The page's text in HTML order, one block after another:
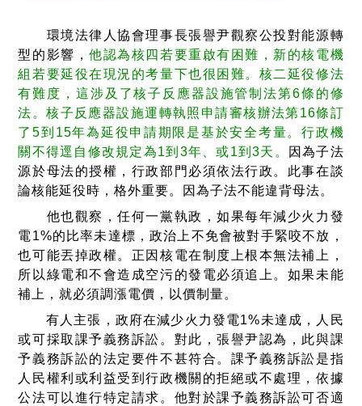
環境法律人協會理事長張譽尹觀察公投對能源轉
型的影響，他認為核四若要重啟有困難，新的核電機
組若要延役在現況的考量下也很困難。核二延役修法
有難度，這涉及了核子反應器設施管制法第6條的修
法。核子反應器設施運轉執照申請審核辦法第16條訂
了5到15年為延役申請期限是基於安全考量。行政機
關不得逕自修改規定為1到3年、或1到3天。
因為子法
源於母法的授權，行政部門必須依法行政。此事在談
論核能延役時，格外重要。因為子法不能違背母法。
他也觀察，任何一黨執政，如果每年減少火力發
電1%的比率未達標，政治上不免會被對手緊咬不放，
也可能丟掉政權。正因核電在制度上根本無法補上，
所以綠電和不會造成空污的發電必須追上。如果未能
補上，就必須調漲電價，以價制量。
有人主張，政府在減少火力發電1%未達成，人民
或可採取課予義務訴訟。對此，張譽尹認為，此與課
予義務訴訟的法定要件不甚符合。課予義務訴訟是指
人民權利或利益受到行政機關的拒絕或不處理，依據
公法可以進行特定請求。他對於課予義務訴訟可否適